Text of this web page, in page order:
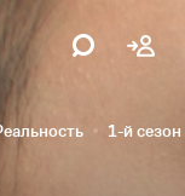
1-й сезон